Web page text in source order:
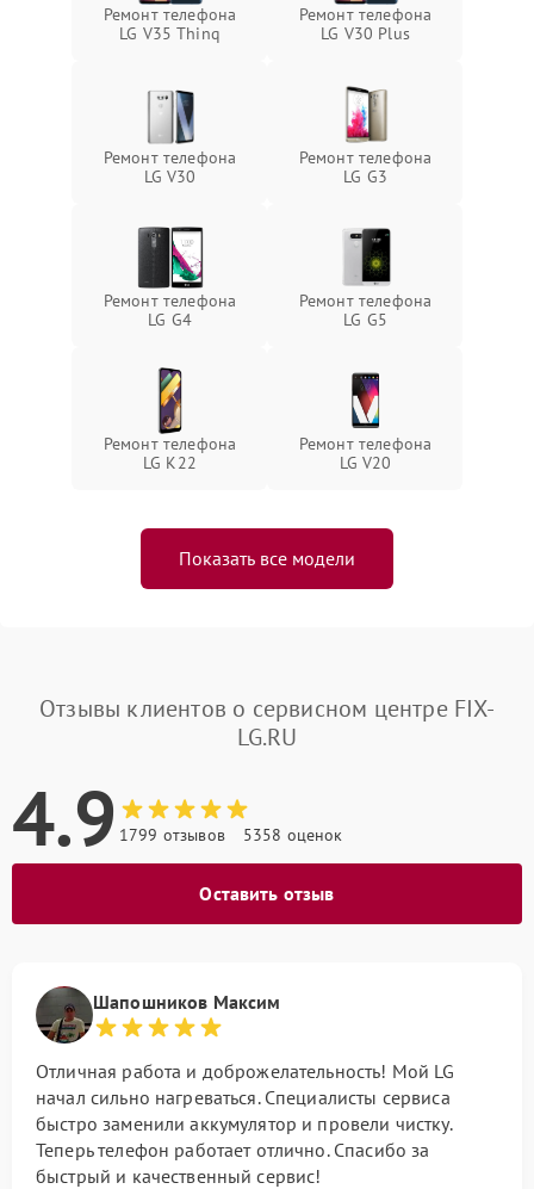
Ремонт телефона
LG V35 Thinq
Ремонт телефона
LG V30 Plus
Ремонт телефона
LG V30
Ремонт телефона
LG G3
Ремонт телефона
LG G4
Ремонт телефона
LG G5
Ремонт телефона
LG K22
Ремонт телефона
LG V20
Показать все модели
Отзывы клиентов о сервисном центре FIX-
LG.RU
4.9 1799 отзывов 5358 оценок
Оставить отзыв
Шапошников Максим
Отличная работа и доброжелательность! Мой LG
начал сильно нагреваться. Специалисты сервиса
быстро заменили аккумулятор и провели чистку.
Теперь телефон работает отлично. Спасибо за
быстрый и качественный сервис!